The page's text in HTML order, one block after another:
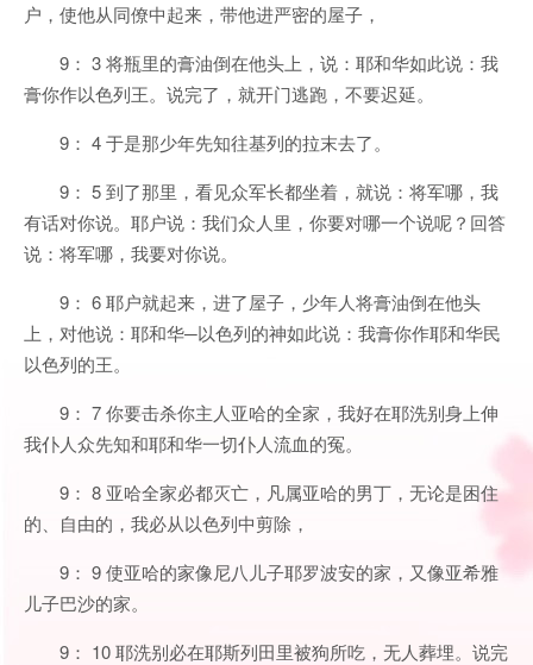
户，使他从同僚中起来，带他进严密的屋子，
9： 3 将瓶里的膏油倒在他头上，说：耶和华如此说：我
膏你作以色列王。说完了，就开门逃跑，不要迟延。
9： 4 于是那少年先知往基列的拉末去了。
9： 5 到了那里，看见众军长都坐着，就说：将军哪，我
有话对你说。耶户说：我们众人里，你要对哪一个说呢？回答
说：将军哪，我要对你说。
9： 6 耶户就起来，进了屋子，少年人将膏油倒在他头
上，对他说：耶和华─以色列的神如此说：我膏你作耶和华民
以色列的王。
9： 7 你要击杀你主人亚哈的全家，我好在耶洗别身上伸
我仆人众先知和耶和华一切仆人流血的冤。
9： 8 亚哈全家必都灭亡，凡属亚哈的男丁，无论是困住
的、自由的，我必从以色列中剪除，
9： 9 使亚哈的家像尼八儿子耶罗波安的家，又像亚希雅
儿子巴沙的家。
9： 10 耶洗别必在耶斯列田里被狗所吃，无人葬埋。说完